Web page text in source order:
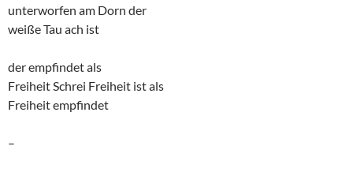
unterworfen am Dorn der
weiße Tau ach ist
der empfindet als
Freiheit Schrei Freiheit ist als
Freiheit empfindet
–